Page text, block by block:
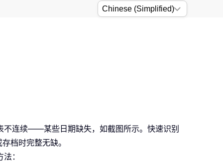
不连续——某些日期缺失，如截图所示。快速识别
档时完整无缺。
：